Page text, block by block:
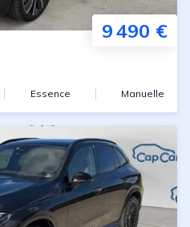
9 490 €
Essence Manuelle